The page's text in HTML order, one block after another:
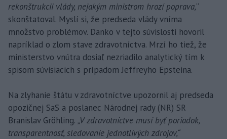
rekonštrukcii vlády, nejakým ministrom hrozí poprava,“
skonštatoval. Myslí si, že predseda vlády vníma
množstvo problémov. Danko v tejto súvislosti hovoril
napríklad o zlom stave zdravotníctva. Mrzí ho tiež, že
ministerstvo vnútra dosiaľ nezriadilo analytický tím k
spisom súvisiacich s prípadom Jeffreyho Epsteina.
Na zlyhanie štátu v zdravotníctve upozornil aj predseda
opozičnej SaS a poslanec Národnej rady (NR) SR
Branislav Gröhling. „V zdravotníctve musí byť poriadok,
transparentnosť, sledovanie jednotlivých zdrojov,“